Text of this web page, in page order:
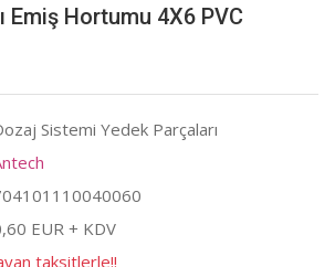
Emiş Hortumu 4X6 PVC
Sistemi Yedek Parçaları
EUR + KDV
taksitlerle!!